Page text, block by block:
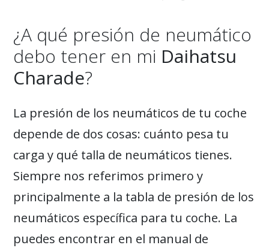
¿A qué presión de neumático
debo tener en mi Daihatsu
Charade?
La presión de los neumáticos de tu coche
depende de dos cosas: cuánto pesa tu
carga y qué talla de neumáticos tienes.
Siempre nos referimos primero y
principalmente a la tabla de presión de los
neumáticos específica para tu coche. La
puedes encontrar en el manual de